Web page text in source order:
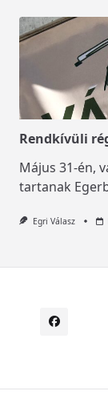
Rendkívüli
Május 31-én,
tartanak
Egri Válasz